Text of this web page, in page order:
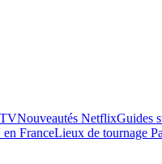
Nouveautés NetflixGuides
FranceLieux de tournage